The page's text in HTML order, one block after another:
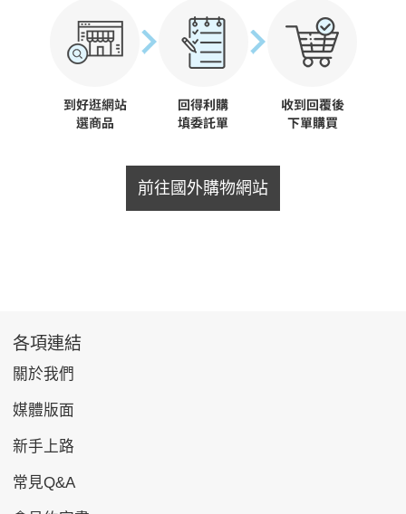
前往國外購物網站
各項連結
關於我們
媒體版面
新手上路
常見Q&A